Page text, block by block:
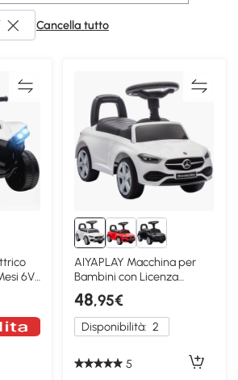
Cancella tutto
6V
AIYAPLAY Macchina per
Bambini con Licenza
Mercedes Benz Bianco
48,95€
Disponibilità: 2
5